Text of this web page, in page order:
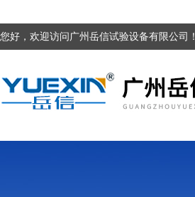
您好，欢迎访问广州岳信试验设备有限公司！